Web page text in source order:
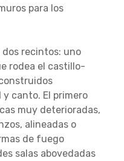
para los
recintos: uno
rodea el castillo-
canto. El primero
muy deterioradas,
alineadas o
de fuego
salas abovedadas